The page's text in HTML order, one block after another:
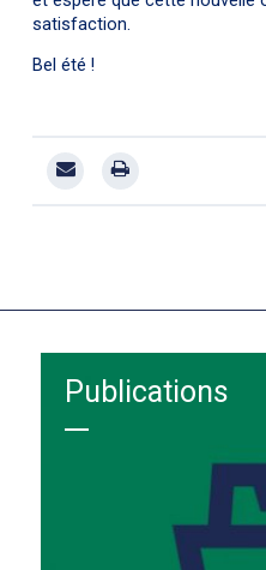
satisfaction.
Bel été !
Publications